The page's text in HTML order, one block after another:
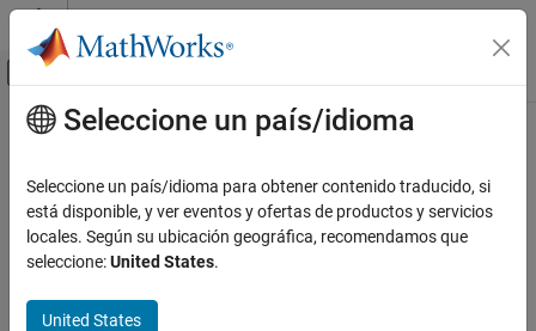
Saltar al contenido
Mostrar/ocultar menú de navegación
Inicio de Documentación
Contenido principal
¿Qué tan útil fue esta traducción?
Seleccione un país/idioma
Seleccione un país/idioma para obtener contenido traducido, si
está disponible, y ver eventos y ofertas de productos y servicios
locales. Según su ubicación geográfica, recomendamos que
seleccione:United States.
United States